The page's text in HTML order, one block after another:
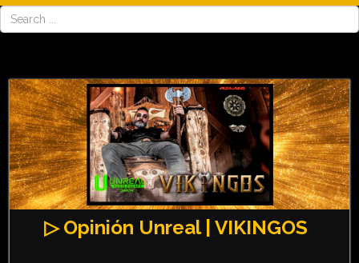
▷ Opinión Unreal | VIKINGOS